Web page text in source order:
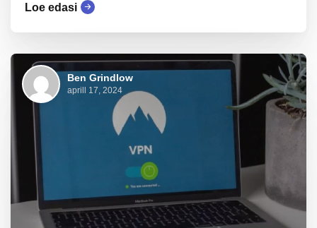
Loe edasi
Ben Grindlow
aprill 17, 2024